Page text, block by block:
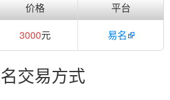
价格
平台
3000元 易名
交易方式